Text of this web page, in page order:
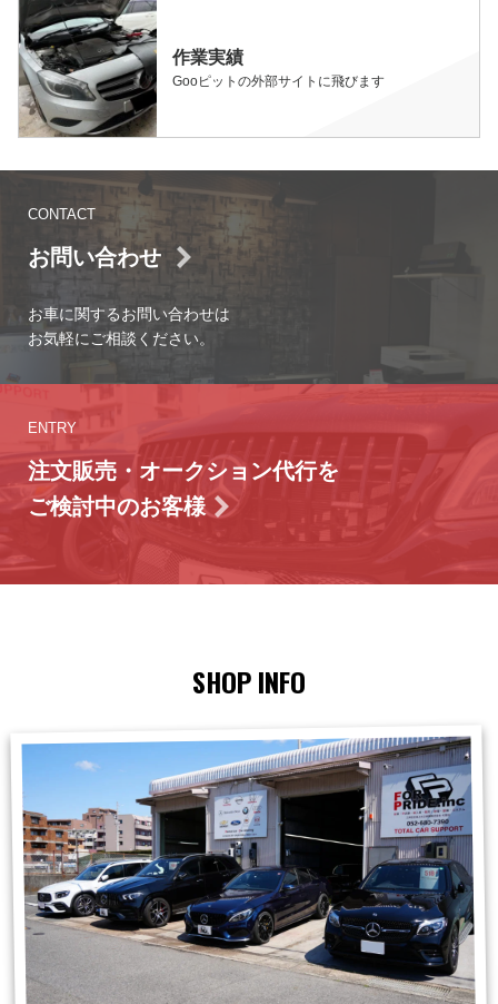
作業実績
Gooピットの外部サイトに飛びます
CONTACT
お問い合わせ
お車に関するお問い合わせは
お気軽にご相談ください。
ENTRY
注文販売・オークション代行を
ご検討中のお客様
SHOP INFO